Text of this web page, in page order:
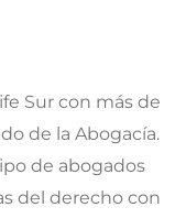
Sur con más de
de la Abogacía.
de abogados
del derecho con